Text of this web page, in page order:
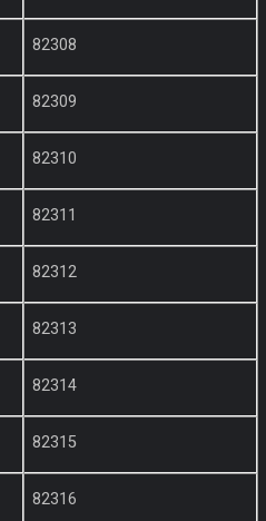
82308
82309
82310
82311
82312
82313
82314
82315
82316